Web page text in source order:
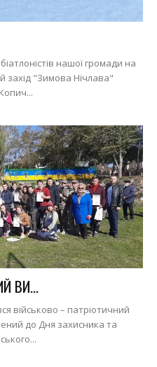
нашої громади на
захід "Зимова Нічлава"
ВИ...
військово – патріотичний
до Дня захисника та